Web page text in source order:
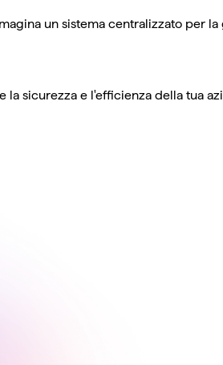
un sistema centralizzato per
sicurezza e l'efficienza della tua